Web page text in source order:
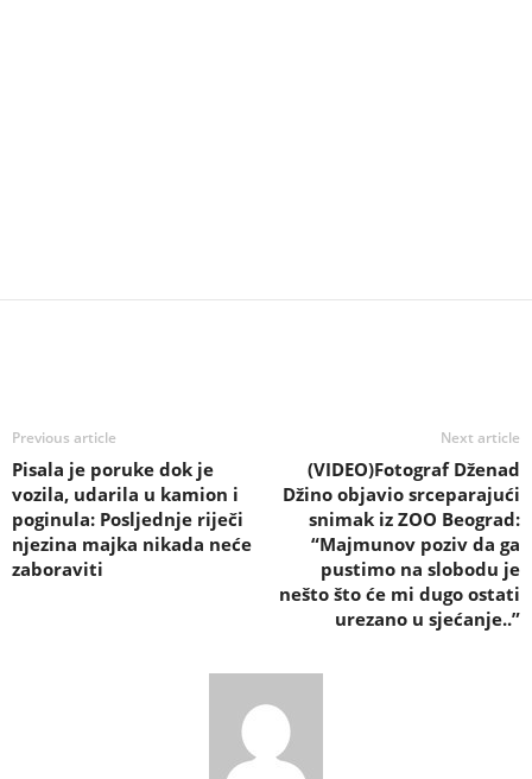
Previous article
Pisala je poruke dok je
vozila, udarila u kamion i
poginula: Posljednje riječi
njezina majka nikada neće
zaboraviti
Next article
(VIDEO)Fotograf Dženad
Džino objavio srceparajući
snimak iz ZOO Beograd:
“Majmunov poziv da ga
pustimo na slobodu je
nešto što će mi dugo ostati
urezano u sjećanje..”